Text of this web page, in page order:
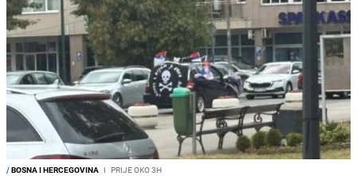
/BOSNA I HERCEGOVINA I PRIJE OKO 3H